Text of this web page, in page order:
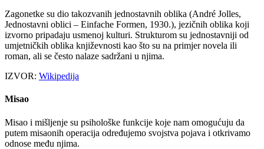
Zagonetke su dio takozvanih jednostavnih oblika (André Jolles,
Jednostavni oblici – Einfache Formen, 1930.), jezičnih oblika koji
izvorno pripadaju usmenoj kulturi. Strukturom su jednostavniji od
umjetničkih oblika književnosti kao što su na primjer novela ili
roman, ali se često nalaze sadržani u njima.
IZVOR: Wikipedija
Misao
Misao i mišljenje su psihološke funkcije koje nam omogućuju da
putem misaonih operacija određujemo svojstva pojava i otkrivamo
odnose među njima.